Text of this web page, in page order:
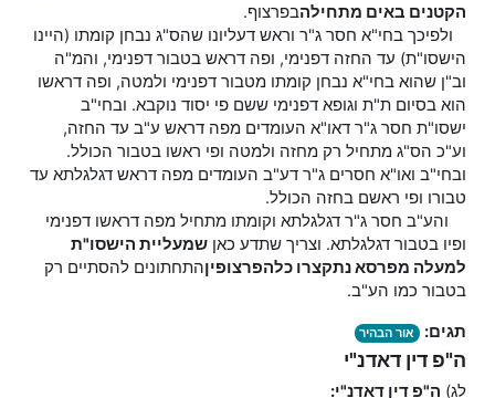
הקטנים באים מתחילהבפרצוף.
ולפיכך בחי"א חסר ג"ר וראש דעליונו שהס"ג נבחן קומתו (היינו
הישסו"ת) עד החזה דפנימי, ופה דראש בטבור דפנימי, והמ"ה
וב"ן שהוא בחי"א נבחן קומתו מטבור דפנימי ולמטה, ופה דראשו
הוא בסיום ת"ת וגופא דפנימי ששם פי יסוד נוקבא. ובחי"ב
ישסו"ת חסר ג"ר דאו"א העומדים מפה דראש ע"ב עד החזה,
וע"כ הס"ג מתחיל רק מחזה ולמטה ופי ראשו בטבור הכולל.
ובחי"ב ואו"א חסרים ג"ר דע"ב העומדים מפה דראש דגלגלתא עד
טבורו ופי ראשם בחזה הכולל.
והע"ב חסר ג"ר דגלגלתא וקומתו מתחיל מפה דראשו דפנימי
ופיו בטבור דגלגלתא. וצריך שתדע כאןשמעליית הישסו"ת
למעלה מפרסא נתקצרו כלהפרצופיןהתחתונים להסתיים רק
בטבור כמו הע"ב.
תגים: אור הבהיר
ה"פ דין דאדנ"י
לג) ה"פ דין דאדנ"י: